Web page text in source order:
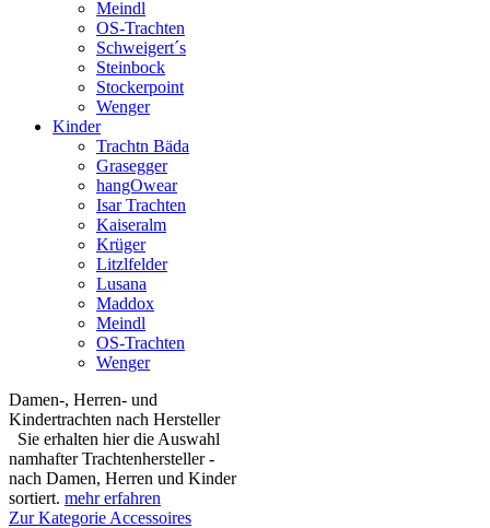
Meindl
OS-Trachten
Schweigert´s
Steinbock
Stockerpoint
Wenger
Kinder
Trachtn Bäda
Grasegger
hangOwear
Isar Trachten
Kaiseralm
Krüger
Litzlfelder
Lusana
Maddox
Meindl
OS-Trachten
Wenger
Damen-, Herren- und
Kindertrachten nach Hersteller
Sie erhalten hier die Auswahl
namhafter Trachtenhersteller -
nach Damen, Herren und Kinder
sortiert. mehr erfahren
Zur Kategorie Accessoires